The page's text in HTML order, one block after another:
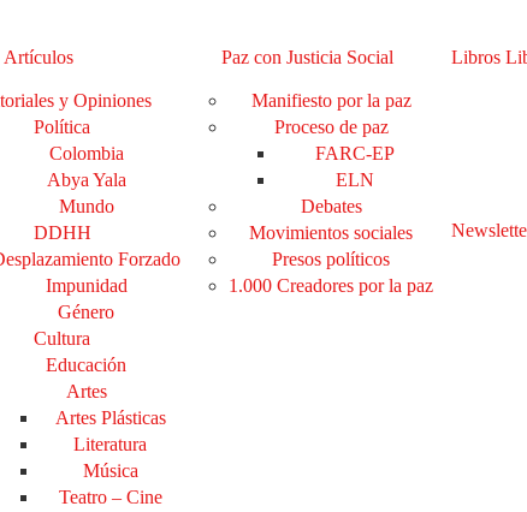
Artículos
y Opiniones
Política
Colombia
Abya Yala
Mundo
DDHH
Forzado
Impunidad
Género
Cultura
Educación
Artes
Artes Plásticas
Literatura
Música
Teatro – Cine
Paz con Justicia Social
Manifiesto por la paz
Proceso de paz
FARC-EP
ELN
Debates
Movimientos sociales
Presos políticos
1.000 Creadores por la paz
Libros